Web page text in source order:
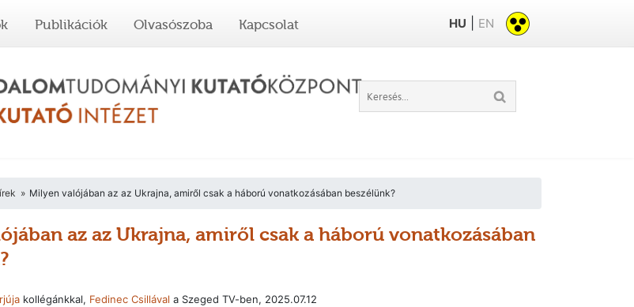
Publikációk Olvasószoba Kapcsolat HU EN
Milyen valójában az az Ukrajna, amiről csak a háború vonatkozásában beszélünk?
az az Ukrajna, amiről csak a háború vonatkozásában
kollégánkkal, Fedinec Csillával a Szeged TV-ben, 2025.07.12